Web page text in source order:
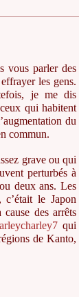
vous parler des
les gens.
je me dis
qui habitent
du
commun.
grave ou qui
perturbés à
deux ans. Les
le Japon
des arrêts
qui
de Kanto,